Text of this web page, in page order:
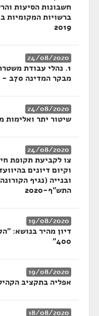
חשבונות הסיעות
ברשויות המקומיות
2019
24/08/2020
מבקר המדינה 70ב - מעצרים פליליים בישראל
24/08/2020
שיטור יתר ואלימות
24/08/2020
צו לקביעת תקופת
וקיום דיונים
ובנייה (נגיף
התש"ף-2020
19/08/2020
דיון מהיר בנושא:
400"
19/08/2020
אפליה בתקציב
18/08/2020